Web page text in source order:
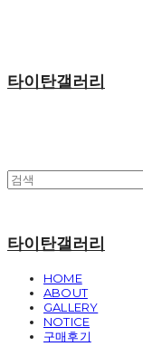
타이탄갤러리
타이탄갤러리
HOME
ABOUT
GALLERY
NOTICE
구매후기